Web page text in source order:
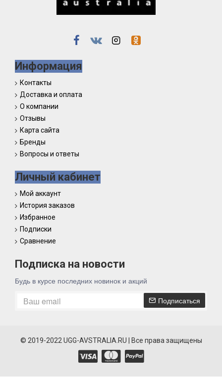
Информация
Контакты
Доставка и оплата
О компании
Отзывы
Карта сайта
Бренды
Вопросы и ответы
Личный кабинет
Мой аккаунт
История заказов
Избранное
Подписки
Сравнение
Подписка на новости
Будь в курсе последних новинок и акций
Подписаться
© 2019-2022 UGG-AVSTRALIA.RU | Все права защищены